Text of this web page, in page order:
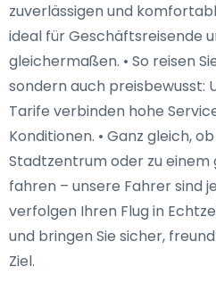
zuverlässigen und
ideal für Geschäftsreisende
gleichermaßen. • So reisen
sondern auch preisbewusst:
Tarife verbinden hohe
Konditionen. • Ganz gleich,
Stadtzentrum oder zu
fahren – unsere Fahrer sind
verfolgen Ihren Flug in
und bringen Sie sicher,
Ziel.